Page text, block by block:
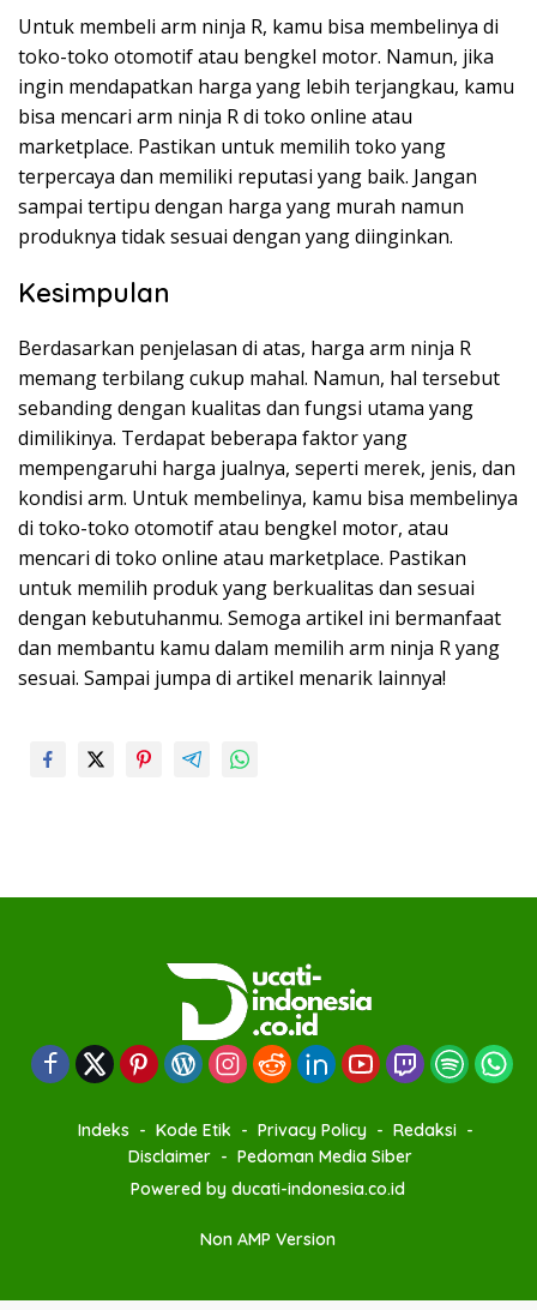
Untuk membeli arm ninja R, kamu bisa membelinya di
toko-toko otomotif atau bengkel motor. Namun, jika
ingin mendapatkan harga yang lebih terjangkau, kamu
bisa mencari arm ninja R di toko online atau
marketplace. Pastikan untuk memilih toko yang
terpercaya dan memiliki reputasi yang baik. Jangan
sampai tertipu dengan harga yang murah namun
produknya tidak sesuai dengan yang diinginkan.
Kesimpulan
Berdasarkan penjelasan di atas, harga arm ninja R
memang terbilang cukup mahal. Namun, hal tersebut
sebanding dengan kualitas dan fungsi utama yang
dimilikinya. Terdapat beberapa faktor yang
mempengaruhi harga jualnya, seperti merek, jenis, dan
kondisi arm. Untuk membelinya, kamu bisa membelinya
di toko-toko otomotif atau bengkel motor, atau
mencari di toko online atau marketplace. Pastikan
untuk memilih produk yang berkualitas dan sesuai
dengan kebutuhanmu. Semoga artikel ini bermanfaat
dan membantu kamu dalam memilih arm ninja R yang
sesuai. Sampai jumpa di artikel menarik lainnya!
Indeks Kode Etik Privacy Policy
Redaksi
Disclaimer
Pedoman Media Siber
Powered by ducati-indonesia.co.id
Non AMP Version